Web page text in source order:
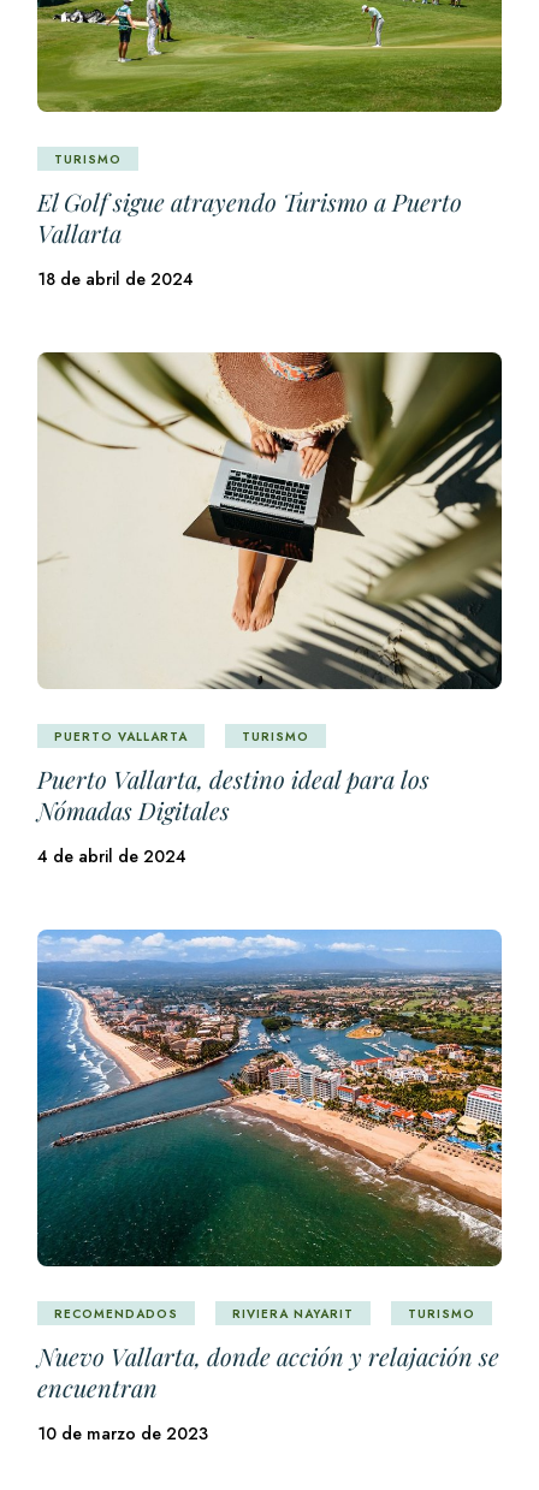
TURISMO
El Golf sigue atrayendo Turismo a Puerto
Vallarta
18 de abril de 2024
PUERTO VALLARTA TURISMO
Puerto Vallarta, destino ideal para los
Nómadas Digitales
4 de abril de 2024
RECOMENDADOS RIVIERA NAYARIT TURISMO
Nuevo Vallarta, donde acción y relajación se
encuentran
10 de marzo de 2023